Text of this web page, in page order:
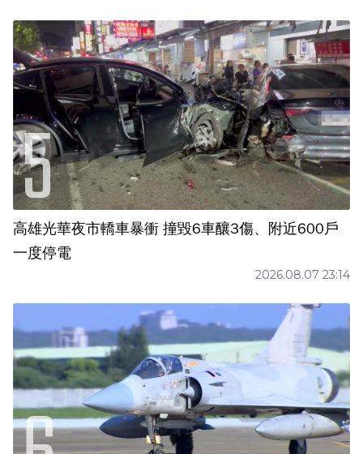
高雄光華夜市轎車暴衝 撞毀6車釀3傷、附近600戶
一度停電
2026.08.07 23:14